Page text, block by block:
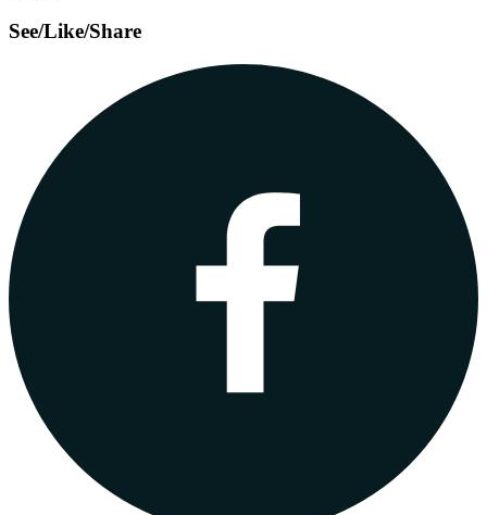
See/Like/Share